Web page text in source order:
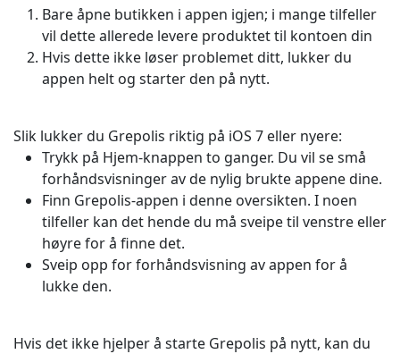
Bare åpne butikken i appen igjen; i mange tilfeller
vil dette allerede levere produktet til kontoen din
Hvis dette ikke løser problemet ditt, lukker du
appen helt og starter den på nytt.
Slik lukker du Grepolis riktig på iOS 7 eller nyere:
Trykk på Hjem-knappen to ganger. Du vil se små
forhåndsvisninger av de nylig brukte appene dine.
Finn Grepolis-appen i denne oversikten. I noen
tilfeller kan det hende du må sveipe til venstre eller
høyre for å finne det.
Sveip opp for forhåndsvisning av appen for å
lukke den.
Hvis det ikke hjelper å starte Grepolis på nytt, kan du